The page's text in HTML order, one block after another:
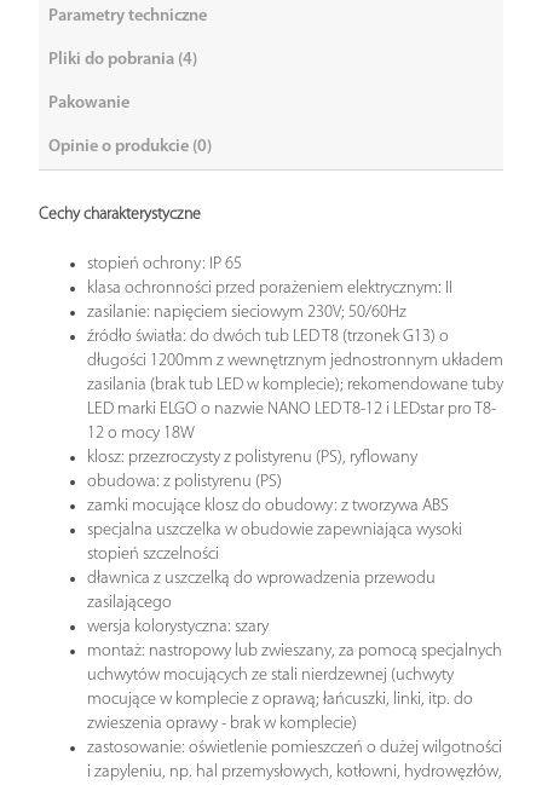
Parametry techniczne
Pliki do pobrania (4)
Pakowanie
Opinie o produkcie (0)
Cechy charakterystyczne
stopień ochrony: IP 65
klasa ochronności przed porażeniem elektrycznym: II
zasilanie: napięciem sieciowym 230V; 50/60Hz
źródło światła: do dwóch tub LED T8 (trzonek G13) o
długości 1200mm z wewnętrznym jednostronnym układem
zasilania (brak tub LED w komplecie); rekomendowane tuby
LED marki ELGO o nazwie NANO LED T8-12 i LEDstar pro T8-
12 o mocy 18W
klosz: przezroczysty z polistyrenu (PS), ryflowany
obudowa: z polistyrenu (PS)
zamki mocujące klosz do obudowy: z tworzywa ABS
specjalna uszczelka w obudowie zapewniająca wysoki
stopień szczelności
dławnica z uszczelką do wprowadzenia przewodu
zasilającego
wersja kolorystyczna: szary
montaż: nastropowy lub zwieszany, za pomocą specjalnych
uchwytów mocujących ze stali nierdzewnej (uchwyty
mocujące w komplecie z oprawą; łańcuszki, linki, itp. do
zwieszenia oprawy - brak w komplecie)
zastosowanie: oświetlenie pomieszczeń o dużej wilgotności
i zapyleniu, np. hal przemysłowych, kotłowni, hydrowęzłów,